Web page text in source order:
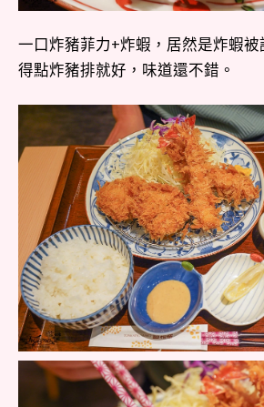
一口炸豬菲力+炸蝦，居然是炸蝦
得點炸豬排就好，味道還不錯。